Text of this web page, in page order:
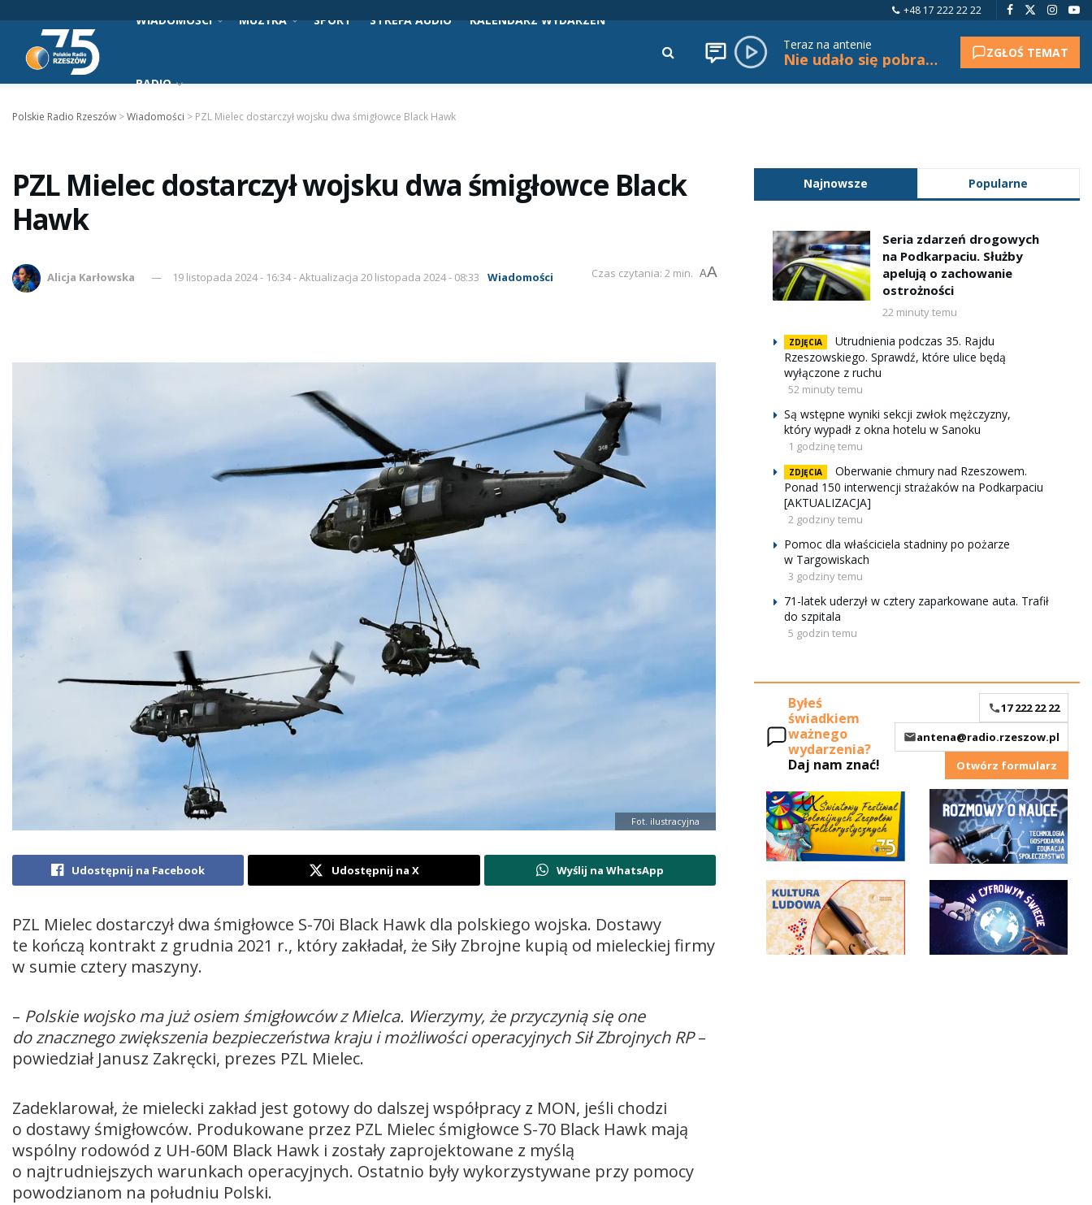
+48 17 222 22 22
WIADOMOŚCI MUZYKA SPORT STREFA AUDIO KALENDARZ WYDARZEŃ
RADIO
Teraz na antenie
Nie udało się pobrać tytułu. ZGŁOŚ TEMAT
Polskie Radio Rzeszów >Wiadomości > PZL Mielec dostarczył wojsku dwa śmigłowce Black Hawk
PZL Mielec dostarczył wojsku dwa śmigłowce Black
Hawk
Alicja Karłowska 19 listopada 2024 - 16:34 - Aktualizacja 20 listopada 2024 - 08:33 Wiadomości Czas czytania: 2 min. AA
Fot. ilustracyjna
Udostępnij na Facebook Udostępnij na X Wyślij na WhatsApp
PZL Mielec dostarczył dwa śmigłowce S-70i Black Hawk dla polskiego wojska. Dostawy
te kończą kontrakt z grudnia 2021 r., który zakładał, że Siły Zbrojne kupią od mieleckiej firmy
w sumie cztery maszyny.
– Polskie wojsko ma już osiem śmigłowców z Mielca. Wierzymy, że przyczynią się one
do znacznego zwiększenia bezpieczeństwa kraju i możliwości operacyjnych Sił Zbrojnych RP–
powiedział Janusz Zakręcki, prezes PZL Mielec.
Zadeklarował, że mielecki zakład jest gotowy do dalszej współpracy z MON, jeśli chodzi
o dostawy śmigłowców. Produkowane przez PZL Mielec śmigłowce S-70 Black Hawk mają
wspólny rodowód z UH-60M Black Hawk i zostały zaprojektowane z myślą
o najtrudniejszych warunkach operacyjnych. Ostatnio były wykorzystywane przy pomocy
powodzianom na południu Polski.
Najnowsze Popularne
Seria zdarzeń drogowych
na Podkarpaciu. Służby
apelują o zachowanie
ostrożności
22 minuty temu
ZDJĘCIA
Utrudnienia podczas 35. Rajdu
Rzeszowskiego. Sprawdź, które ulice będą
wyłączone z ruchu
52 minuty temu
Są wstępne wyniki sekcji zwłok mężczyzny,
który wypadł z okna hotelu w Sanoku
1 godzinę temu
ZDJĘCIA
Oberwanie chmury nad Rzeszowem.
Ponad 150 interwencji strażaków na Podkarpaciu
[AKTUALIZACJA]
2 godziny temu
Pomoc dla właściciela stadniny po pożarze
w Targowiskach
3 godziny temu
71-latek uderzył w cztery zaparkowane auta. Trafił
do szpitala
5 godzin temu
Byłeś
świadkiem
ważnego
wydarzenia?
Daj nam znać!
17 222 22 22
antena@radio.rzeszow.pl
Otwórz formularz